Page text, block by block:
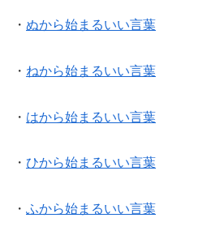
・ ぬから始まるいい言葉
・ ねから始まるいい言葉
・ はから始まるいい言葉
・ ひから始まるいい言葉
・ ふから始まるいい言葉